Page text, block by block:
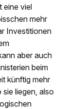
eine viel
mehr
Investitionen
aber auch
beim
künftig mehr
liegen, also